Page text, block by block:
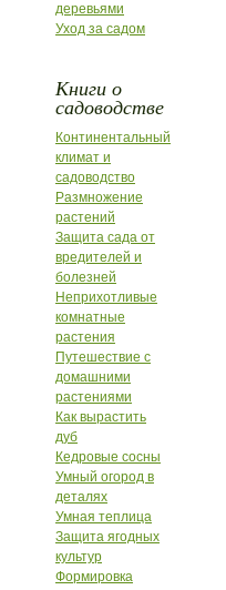
деревьями
Уход за садом
Книги о
садоводстве
Континентальный
климат и
садоводство
Размножение
растений
Защита сада от
вредителей и
болезней
Неприхотливые
комнатные
растения
Путешествие с
домашними
растениями
Как вырастить
дуб
Кедровые сосны
Умный огород в
деталях
Умная теплица
Защита ягодных
культур
Формировка